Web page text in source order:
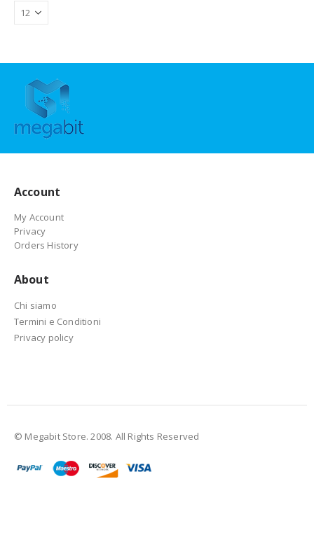
Account
My Account
Privacy
Orders History
About
Chi siamo
Termini e Conditioni
Privacy policy
© Megabit Store. 2008. All Rights Reserved